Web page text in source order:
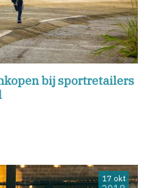
bij sportretailers
17 okt